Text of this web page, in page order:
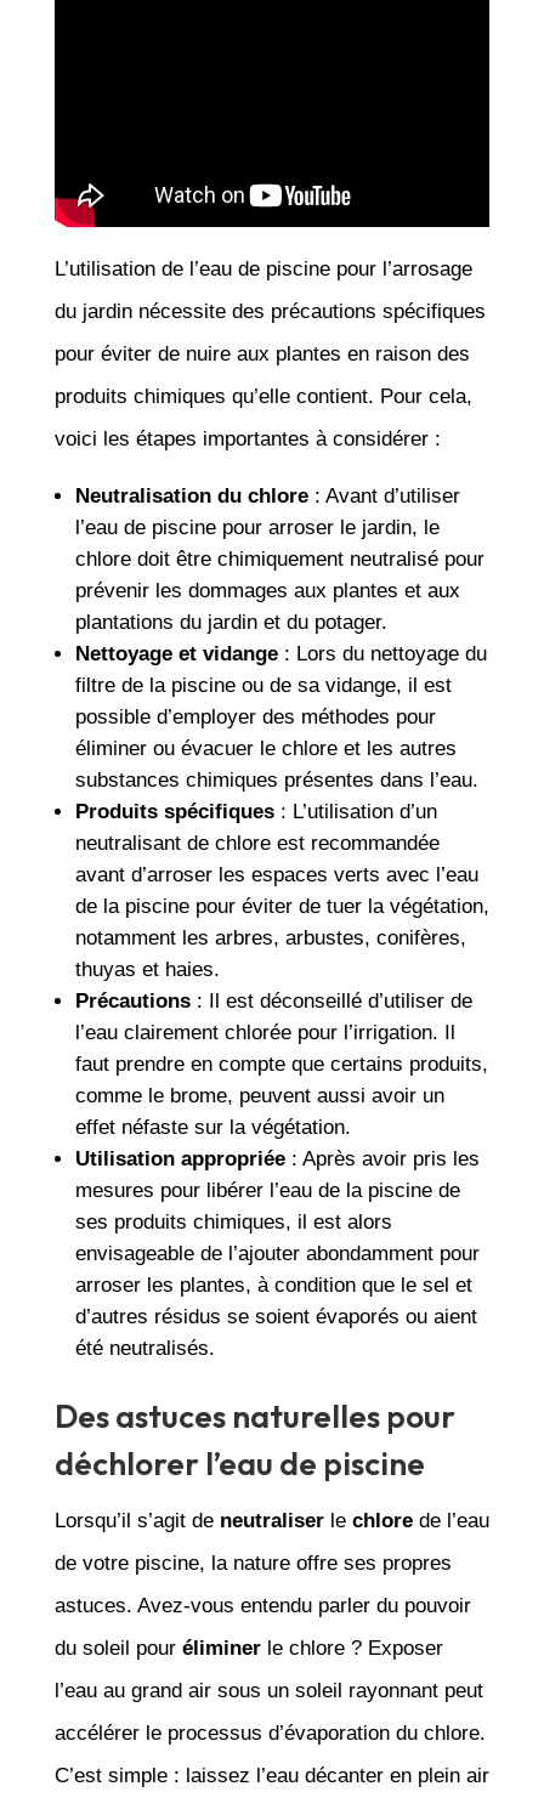
L’utilisation de l’eau de piscine pour l’arrosage
du jardin nécessite des précautions spécifiques
pour éviter de nuire aux plantes en raison des
produits chimiques qu’elle contient. Pour cela,
voici les étapes importantes à considérer :
Neutralisation du chlore: Avant d’utiliser
l’eau de piscine pour arroser le jardin, le
chlore doit être chimiquement neutralisé pour
prévenir les dommages aux plantes et aux
plantations du jardin et du potager.
Nettoyage et vidange: Lors du nettoyage du
filtre de la piscine ou de sa vidange, il est
possible d’employer des méthodes pour
éliminer ou évacuer le chlore et les autres
substances chimiques présentes dans l’eau.
Produits spécifiques: L’utilisation d’un
neutralisant de chlore est recommandée
avant d’arroser les espaces verts avec l’eau
de la piscine pour éviter de tuer la végétation,
notamment les arbres, arbustes, conifères,
thuyas et haies.
Précautions: Il est déconseillé d’utiliser de
l’eau clairement chlorée pour l’irrigation. Il
faut prendre en compte que certains produits,
comme le brome, peuvent aussi avoir un
effet néfaste sur la végétation.
Utilisation appropriée: Après avoir pris les
mesures pour libérer l’eau de la piscine de
ses produits chimiques, il est alors
envisageable de l’ajouter abondamment pour
arroser les plantes, à condition que le sel et
d’autres résidus se soient évaporés ou aient
été neutralisés.
Des astuces naturelles pour
déchlorer l’eau de piscine
Lorsqu’il s’agit de neutraliserle chlorede l’eau
de votre piscine, la nature offre ses propres
astuces. Avez-vous entendu parler du pouvoir
du soleil pour éliminerle chlore ? Exposer
l’eau au grand air sous un soleil rayonnant peut
accélérer le processus d’évaporation du chlore.
C’est simple : laissez l’eau décanter en plein air